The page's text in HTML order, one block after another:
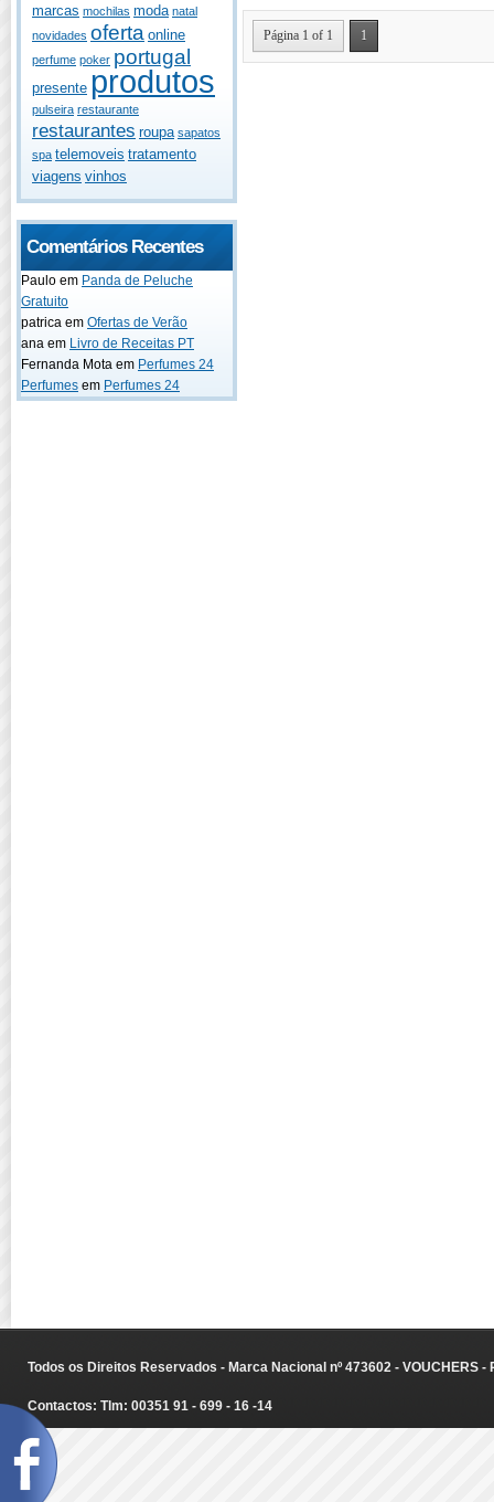
marcas mochilas moda natal
novidades oferta online
perfume poker portugal
presente produtos
pulseira restaurante
restaurantes roupa sapatos
spa telemoveis tratamento
viagens vinhos
Comentários Recentes
Paulo em Panda de Peluche
Gratuito
patrica em Ofertas de Verão
ana em Livro de Receitas PT
Fernanda Mota em Perfumes 24
Perfumes em Perfumes 24
Página 1 of 1 1
Todos os Direitos Reservados - Marca Nacional nº 473602 - VOUCHERS
Contactos: Tlm: 00351 91 - 699 - 16 -14